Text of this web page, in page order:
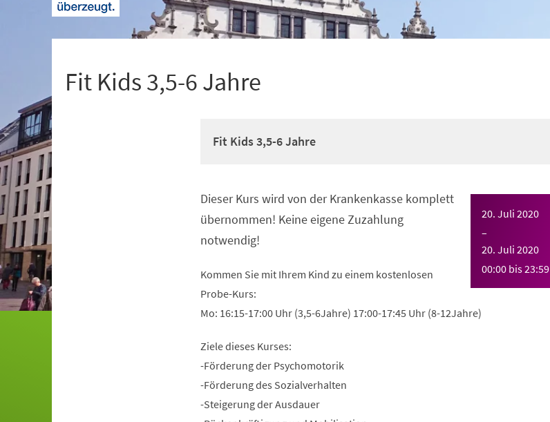
Fit Kids 3,5-6 Jahre
Fit Kids 3,5-6 Jahre
20. Juli 2020
–
20. Juli 2020
00:00 bis23:59
Dieser Kurs wird von der Krankenkasse komplett
übernommen! Keine eigene Zuzahlung
notwendig!
Kommen Sie mit Ihrem Kind zu einem kostenlosen
Probe-Kurs:
Mo: 16:15-17:00 Uhr (3,5-6Jahre) 17:00-17:45 Uhr (8-12Jahre)
Ziele dieses Kurses:
-Förderung der Psychomotorik
-Förderung des Sozialverhalten
-Steigerung der Ausdauer